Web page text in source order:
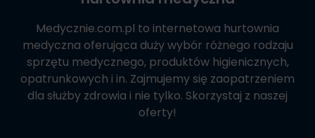
Medycznie.com.pl to internetowa hurtownia
medyczna oferująca duży wybór różnego rodzaju
sprzętu medycznego, produktów higienicznych,
opatrunkowych i in. Zajmujemy się zaopatrzeniem
dla służby zdrowia i nie tylko. Skorzystaj z naszej
oferty!